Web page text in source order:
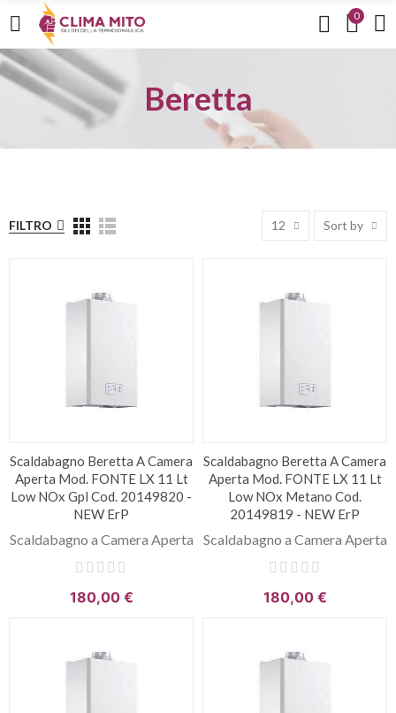
0
Beretta
FILTRO 12 Sort by
Scaldabagno Beretta A Camera
Aperta Mod. FONTE LX 11 Lt
Low NOx Gpl Cod. 20149820 -
NEW ErP
Scaldabagno a Camera Aperta
180,00 €
Scaldabagno Beretta A Camera
Aperta Mod. FONTE LX 11 Lt
Low NOx Metano Cod.
20149819 - NEW ErP
Scaldabagno a Camera Aperta
180,00 €